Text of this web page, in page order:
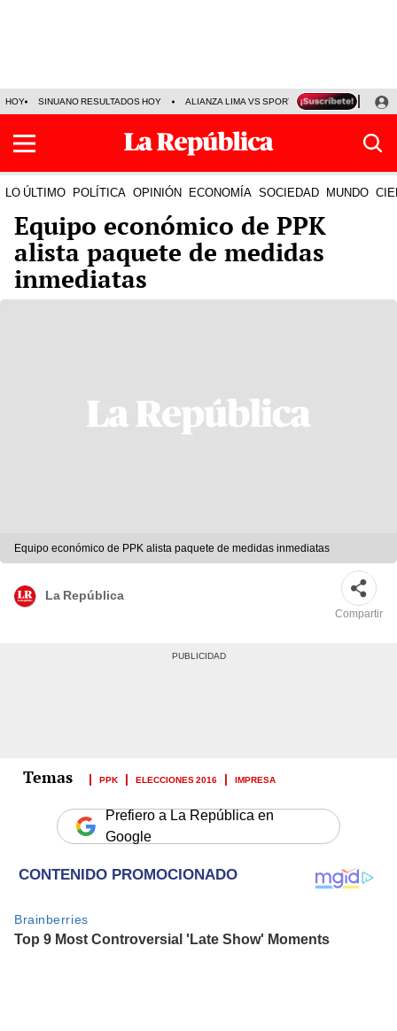
HOY SINUANO RESULTADOS HOY ALIANZA LIMA VS SPORT BOYS JORGE
LO ÚLTIMO POLÍTICA OPINIÓN ECONOMÍA SOCIEDAD MUNDO
Equipo económico de PPK
alista paquete de medidas
inmediatas
Equipo económico de PPK alista paquete de medidas inmediatas
La República
Compartir
PPK ELECCIONES 2016 IMPRESA
Prefiero a La República en
Google